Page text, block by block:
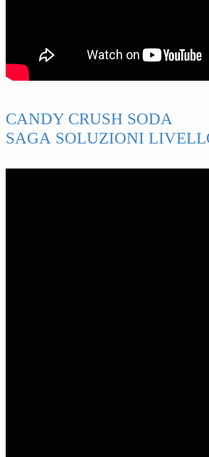
CANDY CRUSH SODA
SAGA SOLUZIONI